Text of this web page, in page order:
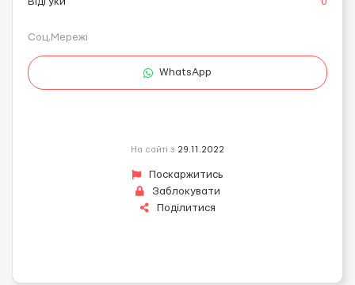
Соц.Мережі
WhatsApp
На сайті з 29.11.2022
Поскаржитись
Заблокувати
Поділитися